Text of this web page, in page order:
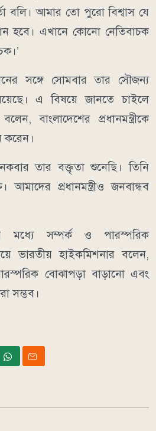
বলি। আমার তো পুরো বিশ্বাস যে
হবে। এখানে কোনো নেতিবাচক
সঙ্গে সোমবার তার সৌজন্য
এ বিষয়ে জানতে চাইলে
বাংলাদেশের প্রধানমন্ত্রীকে
করেন।
তার বক্তৃতা শুনেছি। তিনি
আমাদের প্রধানমন্ত্রীও জনবান্ধব
মধ্যে সম্পর্ক ও পারস্পরিক
ভারতীয় হাইকমিশনার বলেন,
বোঝাপড়া বাড়ানো এবং
সম্ভব।